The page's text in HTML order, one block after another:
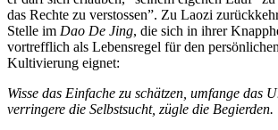
das Rechte zu verstossen”. Zu Laozi
Stelle im Dao De Jing, die sich in ihrer
vortrefflich als Lebensregel für den persönlichen
Kultivierung eignet:
Wisse das Einfache zu schätzen, umfange das
verringere die Selbstsucht, zügle die Begierden.